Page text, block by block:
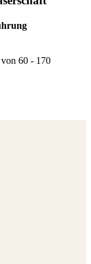
60 - 170